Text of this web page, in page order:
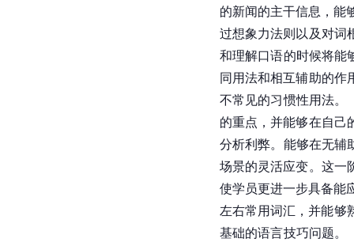
的新闻的主干信息，能
过想象力法则以及对词
和理解口语的时候将能
同用法和相互辅助的作
不常见的习惯性用法。
的重点，并能够在自己
分析利弊。能够在无辅
场景的灵活应变。这一
使学员更进一步具备能
左右常用词汇，并能够
基础的语言技巧问题。